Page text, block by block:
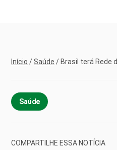
Início / Saúde / Brasil terá Rede
Saúde
COMPARTILHE ESSA NOTÍCIA